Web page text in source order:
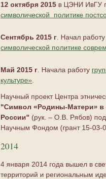
12 октября 2015 в ЦЭНИ ИвГУ
символической политике
Сентябрь 2015 г . Начал
символической политике
Май 2015 г . Начала работу
культуре»
Научный проект Центра
"Символ «Родины-Матери» в
России" (рук. – О.В. Рябов)
Научным Фондом (грант 15-03-
2014
4 января 2014 года вышел в
территорий и региональным